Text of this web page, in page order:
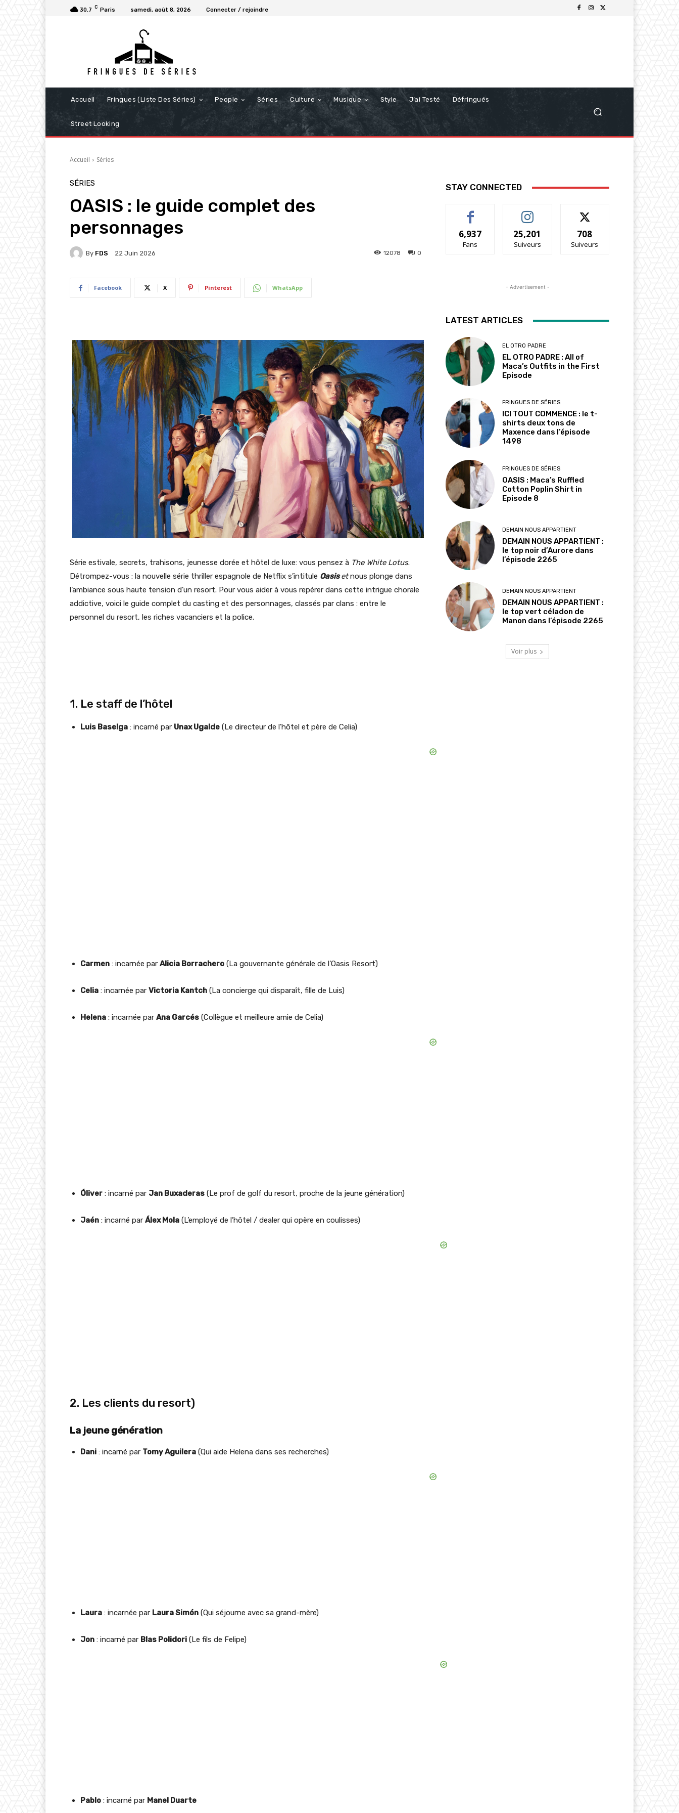
30.7 C Paris samedi, août 8, 2026 Connecter / rejoindre
Accueil Fringues (Liste Des Séries) People Séries Culture Musique Style J’ai Testé Défringués
Street Looking
Accueil Séries
SÉRIES
OASIS : le guide complet des
personnages
By FDS 22 Juin 2026 0
12078
Facebook X Pinterest WhatsApp
Série estivale, secrets, trahisons, jeunesse dorée et hôtel de luxe: vous pensez à The White Lotus.
Détrompez-vous : la nouvelle série thriller espagnole de Netflix s’intitule Oasisetnous plonge dans
l’ambiance sous haute tension d’un resort. Pour vous aider à vous repérer dans cette intrigue chorale
addictive, voici le guide complet du casting et des personnages, classés par clans : entre le
personnel du resort, les riches vacanciers et la police.
1. Le staff de l’hôtel
Luis Baselga : incarné par Unax Ugalde (Le directeur de l’hôtel et père de Celia)
Carmen : incarnée par Alicia Borrachero (La gouvernante générale de l’Oasis Resort)
Celia : incarnée par Victoria Kantch (La concierge qui disparaît, fille de Luis)
Helena : incarnée par Ana Garcés (Collègue et meilleure amie de Celia)
Óliver : incarné par Jan Buxaderas (Le prof de golf du resort, proche de la jeune génération)
Jaén : incarné par Álex Mola (L’employé de l’hôtel / dealer qui opère en coulisses)
2. Les clients du resort)
La jeune génération
Dani : incarné par Tomy Aguilera (Qui aide Helena dans ses recherches)
Laura : incarnée par Laura Simón (Qui séjourne avec sa grand-mère)
Jon : incarné par Blas Polidori (Le fils de Felipe)
Pablo : incarné par Manel Duarte
STAY CONNECTED
6,937
Fans
25,201
Suiveurs
708
Suiveurs
- Advertisement -
LATEST ARTICLES
EL OTRO PADRE
EL OTRO PADRE : All of
Maca’s Outfits in the First
Episode
FRINGUES DE SÉRIES
ICI TOUT COMMENCE : le t-
shirts deux tons de
Maxence dans l’épisode
1498
FRINGUES DE SÉRIES
OASIS : Maca’s Ruffled
Cotton Poplin Shirt in
Episode 8
DEMAIN NOUS APPARTIENT
DEMAIN NOUS APPARTIENT :
le top noir d’Aurore dans
l’épisode 2265
DEMAIN NOUS APPARTIENT
DEMAIN NOUS APPARTIENT :
le top vert céladon de
Manon dans l’épisode 2265
Voir plus